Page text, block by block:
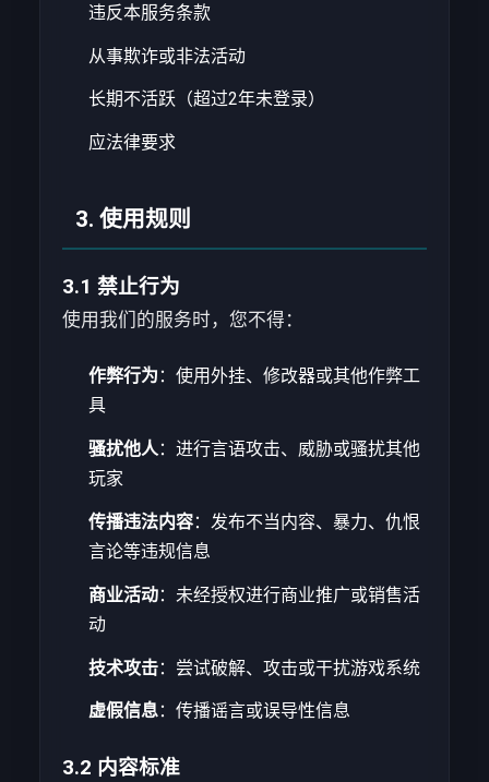
违反本服务条款
从事欺诈或非法活动
长期不活跃（超过2年未登录）
应法律要求
3. 使用规则
3.1 禁止行为
使用我们的服务时，您不得：
作弊行为 ：使用外挂、修改器或其他作弊工
具
骚扰他人：进行言语攻击、威胁或骚扰其他
玩家
传播违法内容：发布不当内容、暴力、仇恨
言论等违规信息
商业活动：未经授权进行商业推广或销售活
动
技术攻击：尝试破解、攻击或干扰游戏系统
虚假信息：传播谣言或误导性信息
3.2 内容标准